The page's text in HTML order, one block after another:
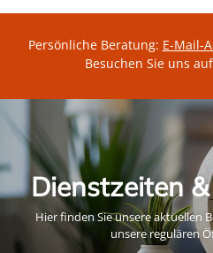
Persönliche Beratung: E-Mail-
Besuchen Sie uns
Dienstzeiten
Hier finden Sie unsere aktuellen
unsere regulären